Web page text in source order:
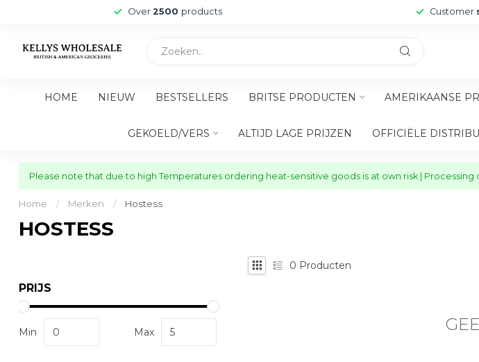
Over 2500 products Customer
HOME NIEUW BESTSELLERS BRITSE PRODUCTEN AMERIKAANSE
GEKOELD/VERS ALTIJD LAGE PRIJZEN OFFICIËLE
Please note that due to high Temperatures ordering heat-sensitive goods is at own risk |
Home / Merken / Hostess
HOSTESS
PRIJS
Min Max
0 Producten